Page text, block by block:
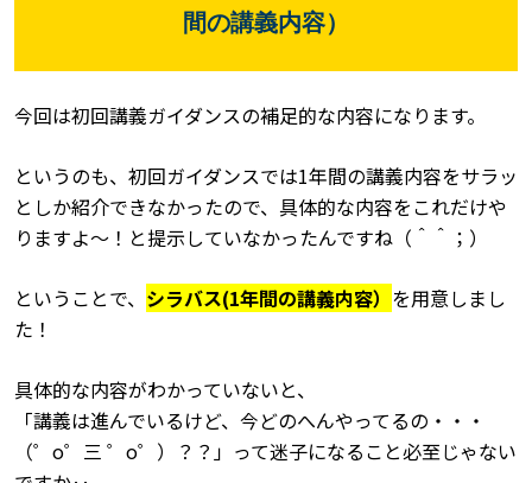
間の講義内容）
今回は初回講義ガイダンスの補足的な内容になります。
というのも、初回ガイダンスでは1年間の講義内容をサラッ
としか紹介できなかったので、具体的な内容をこれだけや
りますよ～！と提示していなかったんですね（＾＾；）
ということで、 シラバス(1年間の講義内容） を用意しまし
た！
具体的な内容がわかっていないと、
「講義は進んでいるけど、今どのへんやってるの・・・
（゜ o゜三 ゜ o゜）？？」って迷子になること必至じゃない